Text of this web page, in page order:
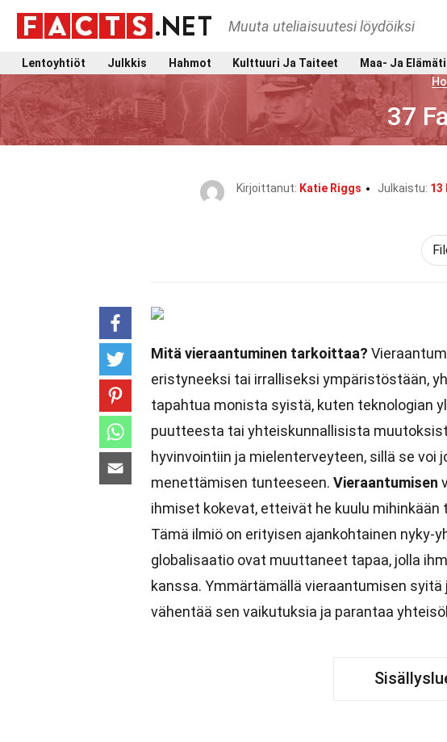
Muuta uteliaisuutesi löydöiksi
Lentoyhtiöt Julkkis Hahmot Kulttuuri Ja Taiteet Maa- Ja
37
Kirjoittanut: Katie Riggs Julkaistu: 13
Mitä vieraantuminen tarkoittaa?
eristyneeksi tai irralliseksi ympäristöstään,
tapahtua monista syistä, kuten teknologian
puutteesta tai yhteiskunnallisista
hyvinvointiin ja mielenterveyteen, sillä se
menettämisen tunteeseen. Vieraantumisen
ihmiset kokevat, etteivät he kuulu
Tämä ilmiö on erityisen ajankohtainen nyky-
globalisaatio ovat muuttaneet tapaa, jolla
kanssa. Ymmärtämällä vieraantumisen
vähentää sen vaikutuksia ja parantaa